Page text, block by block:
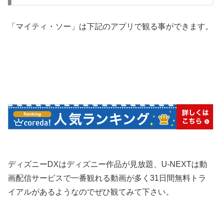
「マイティ・ソー」は下記のアプリで観る事ができます。
ディズニーDXはディズニー作品が見放題、U-NEXTは動
画配信サービスで一番観れる動画が多く31日間無料トラ
イアルがあるようなのでぜひ観てみて下さい。